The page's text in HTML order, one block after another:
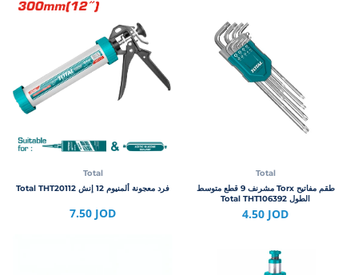
Total
طقم مفاتيح Torx مشرنف 9 قطع متوسط
الطول Total THT106392
4.50 JOD
Total
فرد معجونة ألمنيوم 12 إنش Total THT20112
7.50 JOD